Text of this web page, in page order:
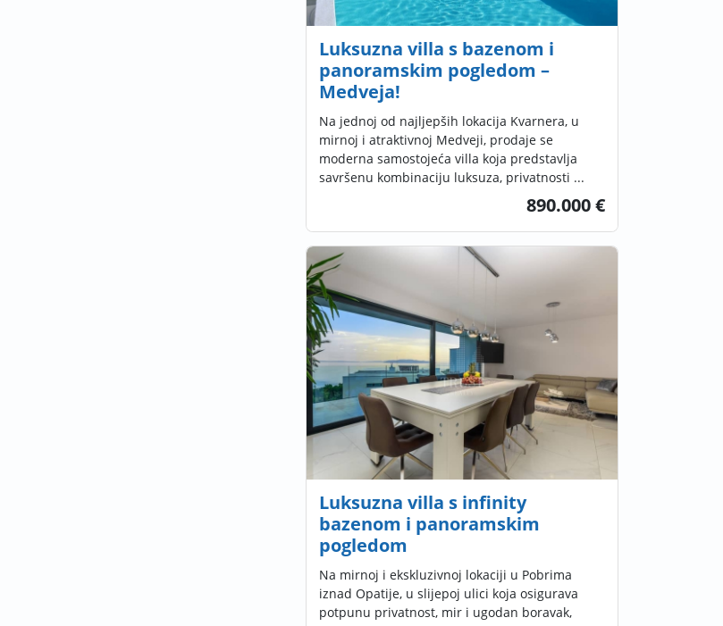
Luksuzna villa s bazenom i
panoramskim pogledom –
Medveja!
Na jednoj od najljepših lokacija Kvarnera, u
mirnoj i atraktivnoj Medveji, prodaje se
moderna samostojeća villa koja predstavlja
savršenu kombinaciju luksuza, privatnosti ...
890.000 €
Luksuzna villa s infinity
bazenom i panoramskim
pogledom
Na mirnoj i ekskluzivnoj lokaciji u Pobrima
iznad Opatije, u slijepoj ulici koja osigurava
potpunu privatnost, mir i ugodan boravak,